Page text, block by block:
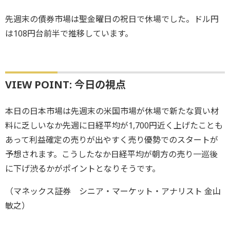
先週末の債券市場は聖金曜日の祝日で休場でした。ドル円
は108円台前半で推移しています。
VIEW POINT: 今日の視点
本日の日本市場は先週末の米国市場が休場で新たな買い材
料に乏しいなか先週に日経平均が1,700円近く上げたことも
あって利益確定の売りが出やすく売り優勢でのスタートが
予想されます。こうしたなか日経平均が朝方の売り一巡後
に下げ渋るかがポイントとなりそうです。
（マネックス証券 シニア・マーケット・アナリスト 金山
敏之）